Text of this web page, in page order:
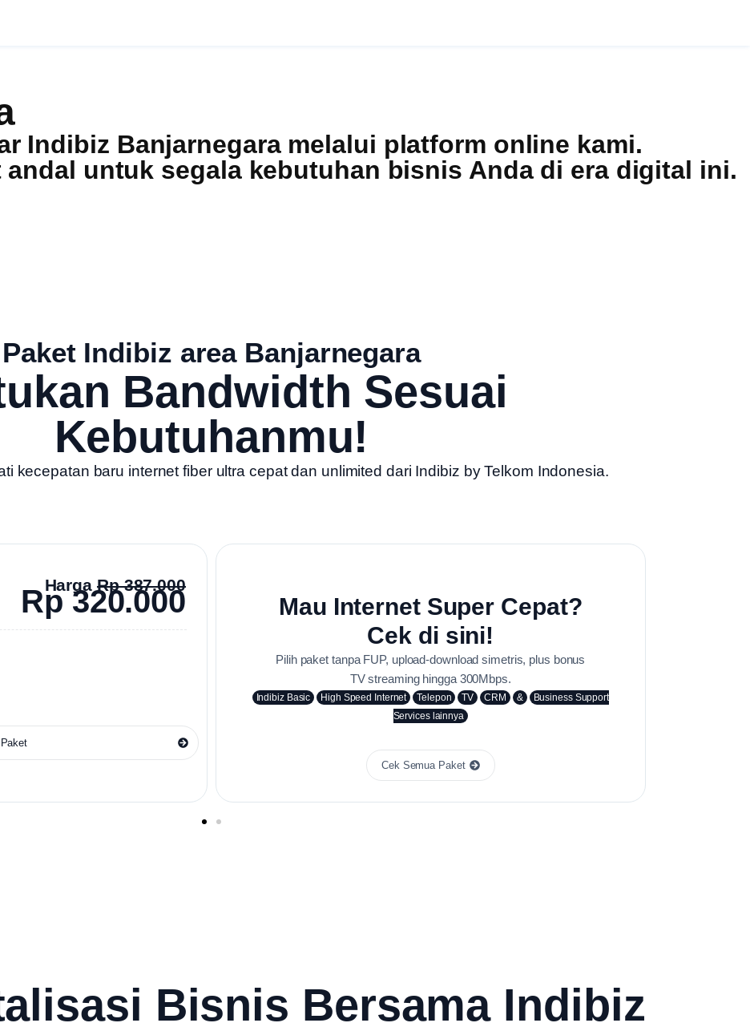
Indibiz Banjarnegara melalui platform online kami.
untuk segala kebutuhan bisnis Anda di era digital ini.
Paket Indibiz area Banjarnegara
Bandwidth Sesuai
Kebutuhanmu!
kecepatan baru internet fiber ultra cepat dan unlimited dari Indibiz by Telkom Indonesia.
Harga Rp 387.000
Rp 320.000
Mau Internet Super Cepat?
Cek di sini!
Pilih paket tanpa FUP, upload-download simetris, plus bonus
TV streaming hingga 300Mbps.
Indibiz Basic High Speed Internet Telepon TV CRM &
Business Support
Services lainnya
Cek Semua Paket
Bisnis Bersama Indibiz